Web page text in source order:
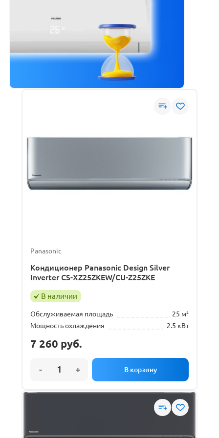
Panasonic
Кондиционер Panasonic Design Silver
Inverter CS-XZ25ZKEW/CU-Z25ZKE
В наличии
Обслуживаемая площадь
25 м²
Мощность охлаждения
2.5 кВт
7 260 руб.